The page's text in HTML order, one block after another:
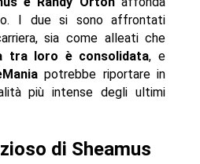
I due si sono affrontati
sia come alleati che
tra loro è consolidata, e
potrebbe riportare in
più intense degli ultimi
di Sheamus